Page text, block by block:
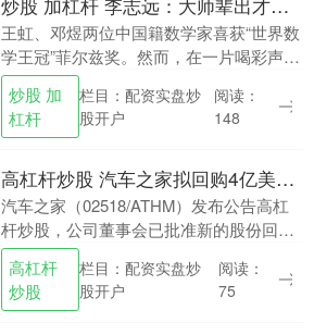
王虹、邓煜两位中国籍数学家喜获“世界数
学王冠”菲尔兹奖。然而，在一片喝彩声
中，亦带来一个问题：他们虽是在国内接
受了2—4年的大学教育，但更多时间是在
海外成长，在....
炒股 加
杠杆
栏目：配资实盘炒
股开户
阅读：
148
高杠杆炒股 汽车之家拟回购4亿美元美国存托股
汽车之家（02518/ATHM）发布公告高杠
杆炒股，公司董事会已批准新的股份回购
计划，自2026年7月28日起生效。 根据新
股份回购计划，公司可在未来12个月内....
高杠杆
炒股
栏目：配资实盘炒
股开户
阅读：
75